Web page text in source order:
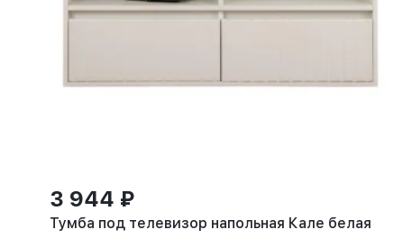
3 944 ₽
Тумба под телевизор напольная Кале белая